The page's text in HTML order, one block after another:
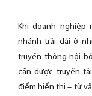
Khi doanh nghiệp
nhánh trải dài ở
truyền thông nội
cần được truyền
điểm hiển thị – từ